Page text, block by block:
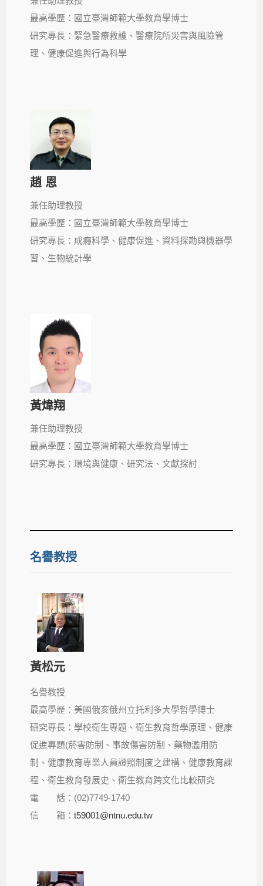
最高學歷：國立臺灣師範大學教育學博士
研究專長：緊急醫療救護、醫療院所災害與風險管
理、健康促進與行為科學
趙 恩
兼任助理教授
最高學歷：國立臺灣師範大學教育學博士
研究專長：成癮科學、健康促進、資料探勘與機器學
習、生物統計學
黃煒翔
兼任助理教授
最高學歷：國立臺灣師範大學教育學博士
研究專長：環境與健康、研究法、文獻探討
名譽教授
黃松元
名譽教授
最高學歷：美國俄亥俄州立托利多大學哲學博士
研究專長：學校衛生專題、衛生教育哲學原理、健康
促進專題(菸害防制、事故傷害防制、藥物濫用防
制、健康教育專業人員證照制度之建構、健康教育課
程、衛生教育發展史、衛生教育跨文化比較研究
電 話：(02)7749-1740
信 箱：t59001@ntnu.edu.tw